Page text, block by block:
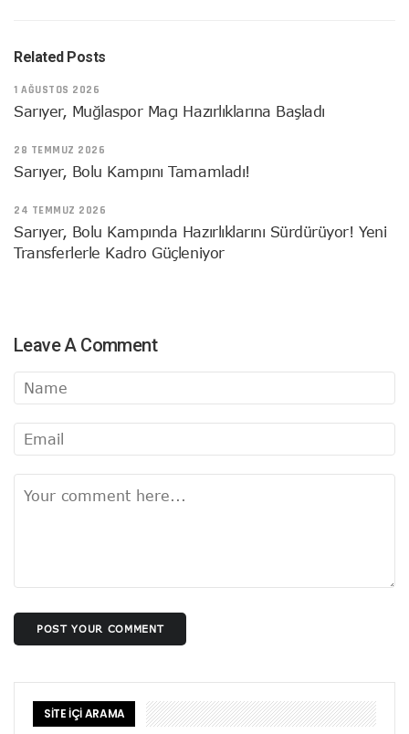
Related Posts
1 AĞUSTOS 2026
Sarıyer, Muğlaspor Maçı Hazırlıklarına Başladı
28 TEMMUZ 2026
Sarıyer, Bolu Kampını Tamamladı!
24 TEMMUZ 2026
Sarıyer, Bolu Kampında Hazırlıklarını Sürdürüyor! Yeni
Transferlerle Kadro Güçleniyor
Leave A Comment
POST YOUR COMMENT
SİTE İÇİ ARAMA